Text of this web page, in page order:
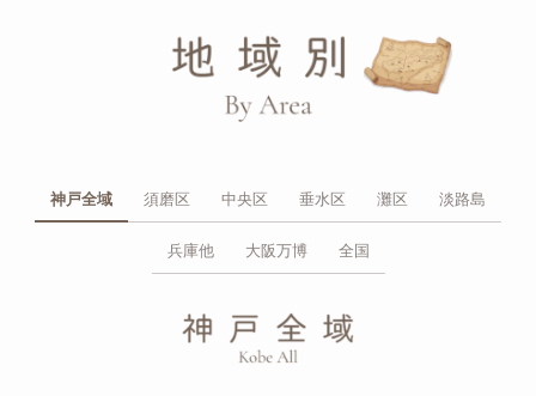
神戸全域 須磨区 中央区 垂水区 灘区 淡路島
兵庫他 大阪万博 全国